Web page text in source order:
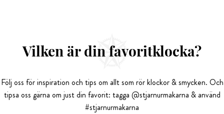
Vilken är din favoritklocka?
Följ oss för inspiration och tips om allt som rör klockor & smycken. Och
tipsa oss gärna om just din favorit: tagga @stjarnurmakarna & använd
#stjarnurmakarna